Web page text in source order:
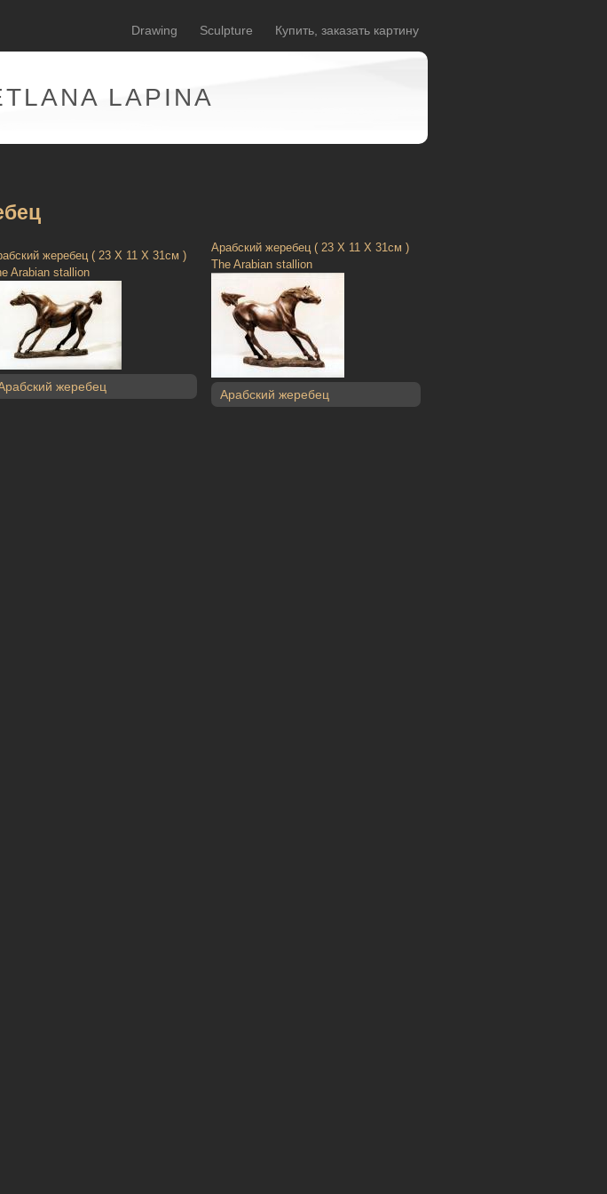
Drawing Sculpture Купить, заказать картину
LAPINA
жеребец ( 23 Х 11 Х 31см )
Arabian stallion
жеребец
Арабский жеребец ( 23 Х 11 Х 31см )
The Arabian stallion
Арабский жеребец